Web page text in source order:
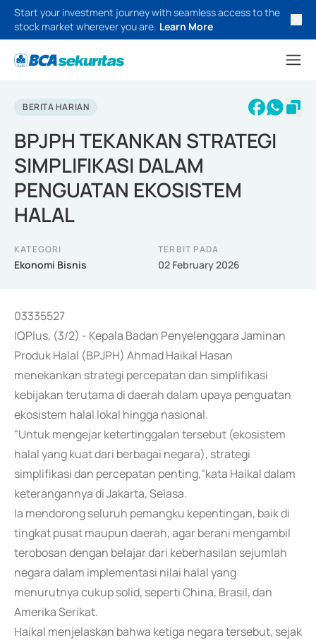
Start your investment journey with seamless access to the
stock market wherever you are. Learn More
BERITA HARIAN
BPJPH TEKANKAN STRATEGI
SIMPLIFIKASI DALAM
PENGUATAN EKOSISTEM
HALAL
KATEGORI
Ekonomi Bisnis
TERBIT PADA
02 February 2026
03335527
IQPlus, (3/2) - Kepala Badan Penyelenggara Jaminan
Produk Halal (BPJPH) Ahmad Haikal Hasan
menekankan strategi percepatan dan simplifikasi
kebijakan terutama di daerah dalam upaya penguatan
ekosistem halal lokal hingga nasional.
"Untuk mengejar ketertinggalan tersebut (ekosistem
halal yang kuat dari berbagai negara), strategi
simplifikasi dan percepatan penting,"kata Haikal dalam
keterangannya di Jakarta, Selasa.
Ia mendorong seluruh pemangku kepentingan, baik di
tingkat pusat maupun daerah, agar berani mengambil
terobosan dengan belajar dari keberhasilan sejumlah
negara dalam implementasi nilai halal yang
menurutnya cukup solid, seperti China, Brasil, dan
Amerika Serikat.
Haikal menjelaskan bahwa ketiga negara tersebut, sejak